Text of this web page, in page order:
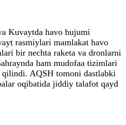
Kuvaytda havo hujumi
rasmiylari mamlakat havo
bir nechta raketa va dronlarni
ham mudofaa tizimlari
AQSH tomoni dastlabki
oqibatida jiddiy talafot qayd